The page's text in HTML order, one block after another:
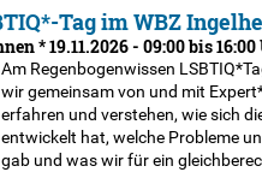
Tag im WBZ
* 19.11.2026 - 09:00 bis 16:00
Am Regenbogenwissen
wir gemeinsam von und mit
erfahren und verstehen, wie sich
entwickelt hat, welche Probleme
gab und was wir für ein